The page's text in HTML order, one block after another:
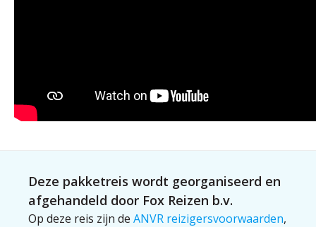
Deze pakketreis wordt georganiseerd en
afgehandeld door Fox Reizen b.v.
Op deze reis zijn de ANVR reizigersvoorwaarden,